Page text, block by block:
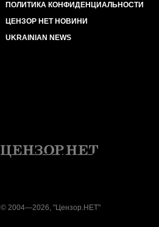
ПОЛИТИКА КОНФИДЕНЦИАЛЬНОСТИ
ЦЕНЗОР НЕТ НОВИНИ
UKRAINIAN NEWS
© 2004—2026, "Цензор.НЕТ"